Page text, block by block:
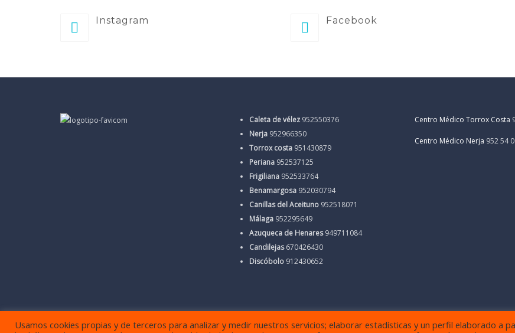
Instagram Facebook
Caleta de vélez 952550376
Nerja 952966350
Torrox costa 951430879
Periana 952537125
Frigiliana 952533764
Benamargosa 952030794
Canillas del Aceituno 952518071
Málaga 952295649
Azuqueca de Henares 949711084
Candilejas 670426430
Discóbolo 912430652
Centro Médico Torrox Costa
Centro Médico Nerja 952 54
Usamos cookies propias y de terceros para analizar y medir nuestros servicios; elaborar estadísticas y un perfil elaborado a